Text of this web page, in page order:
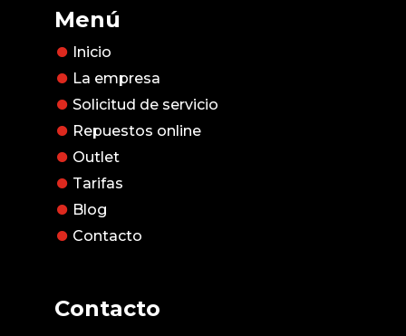
Menú
Inicio
La empresa
Solicitud de servicio
Repuestos online
Outlet
Tarifas
Blog
Contacto
Contacto